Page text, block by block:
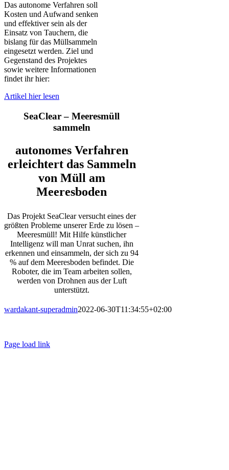
Das autonome Verfahren soll
Kosten und Aufwand senken
und effektiver sein als der
Einsatz von Tauchern, die
bislang für das Müllsammeln
eingesetzt werden. Ziel und
Gegenstand des Projektes
sowie weitere Informationen
findet ihr hier:
Artikel hier lesen
SeaClear – Meeresmüll
sammeln
autonomes Verfahren
erleichtert das Sammeln
von Müll am
Meeresboden
Das Projekt SeaClear versucht eines der
größten Probleme unserer Erde zu lösen –
Meeresmüll! Mit Hilfe künstlicher
Intelligenz will man Unrat suchen, ihn
erkennen und einsammeln, der sich zu 94
% auf dem Meeresboden befindet. Die
Roboter, die im Team arbeiten sollen,
werden von Drohnen aus der Luft
unterstützt.
wardakant-superadmin2022-06-30T11:34:55+02:00
Page load link